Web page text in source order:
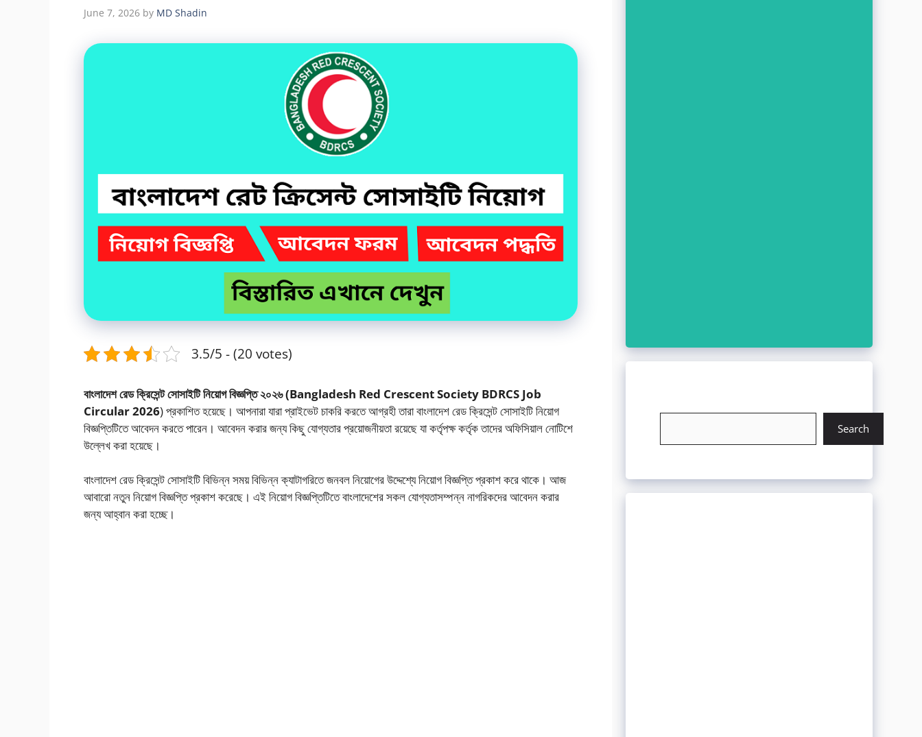
June 7, 2026 by MD Shadin
3.5/5 - (20 votes)
বাংলাদেশ রেড ক্রিসেন্ট সোসাইটি নিয়োগ বিজ্ঞপ্তি ২০২৬ (Bangladesh Red Crescent Society BDRCS Job
Circular 2026) প্রকাশিত হয়েছে। আপনারা যারা প্রাইভেট চাকরি করতে আগ্রহী তারা বাংলাদেশ রেড ক্রিসেন্ট সোসাইটি নিয়োগ
বিজ্ঞপ্তিটিতে আবেদন করতে পারেন। আবেদন করার জন্য কিছু যোগ্যতার প্রয়োজনীয়তা রয়েছে যা কর্তৃপক্ষ কর্তৃক তাদের অফিসিয়াল নোটিশে
উল্লেখ করা হয়েছে।
বাংলাদেশ রেড ক্রিসেন্ট সোসাইটি বিভিন্ন সময় বিভিন্ন ক্যাটাগরিতে জনবল নিয়োগের উদ্দেশ্যে নিয়োগ বিজ্ঞপ্তি প্রকাশ করে থাকে। আজ
আবারো নতুন নিয়োগ বিজ্ঞপ্তি প্রকাশ করেছে। এই নিয়োগ বিজ্ঞপ্তিটিতে বাংলাদেশের সকল যোগ্যতাসম্পন্ন নাগরিকদের আবেদন করার
জন্য আহ্বান করা হচ্ছে।
Search